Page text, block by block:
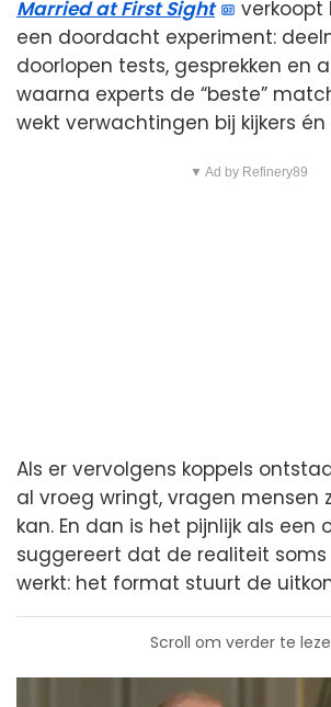
Married at First Sight
verkoopt
een doordacht experiment:
doorlopen tests, gesprekken en
waarna experts de “beste”
wekt verwachtingen bij kijkers
▼ Ad by Refinery89
Als er vervolgens koppels
al vroeg wringt, vragen mensen
kan. En dan is het pijnlijk als een
suggereert dat de realiteit
werkt: het format stuurt de
Scroll om verder te